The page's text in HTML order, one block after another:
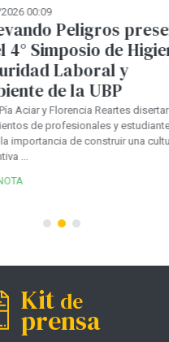
Peligros presente
Simposio de Higiene,
Laboral y
de la UBP
y Florencia Reartes disertaron
de profesionales y estudiantes
de construir una cultura
Kit de
prensa